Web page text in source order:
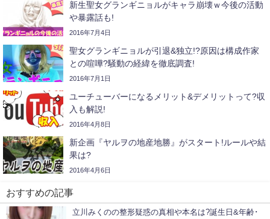
新生聖女グランギニョルがキャラ崩壊ｗ今後の活動
や暴露話も!
2016年7月4日
聖女グランギニョルが引退&独立!?原因は構成作家
との喧嘩?騒動の経緯を徹底調査!
2016年7月1日
ユーチューバーになるメリット&デメリットって?収
入も解説!
2016年4月8日
新企画『ヤルヲの地産地勝』がスタート!ルールや結
果は?
2016年4月6日
おすすめの記事
立川みくのの整形疑惑の真相や本名は?誕生日&年齢･